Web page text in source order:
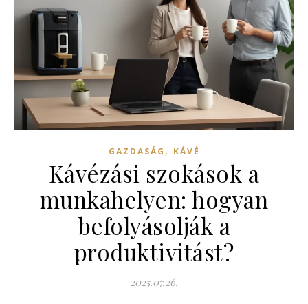
GAZDASÁG , KÁVÉ
Kávézási szokások a
munkahelyen: hogyan
befolyásolják a
produktivitást?
2025.07.26.